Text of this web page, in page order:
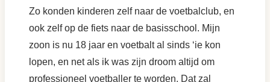
Zo konden kinderen zelf naar de voetbalclub, en
ook zelf op de fiets naar de basisschool. Mijn
zoon is nu 18 jaar en voetbalt al sinds ‘ie kon
lopen, en net als ik was zijn droom altijd om
professioneel voetballer te worden. Dat zal